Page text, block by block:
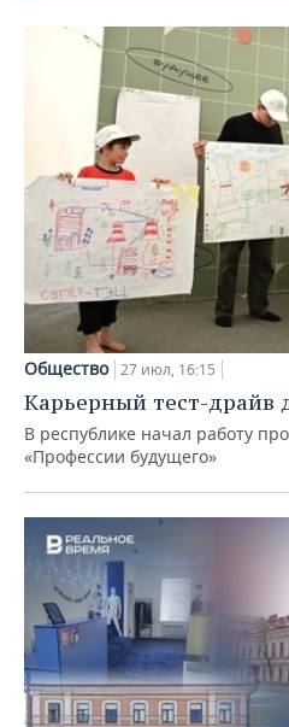
Общество 27 июл, 16:15
Карьерный тест-драйв
В республике начал работу
«Профессии будущего»